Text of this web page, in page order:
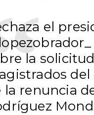
el
la
del
la renuncia